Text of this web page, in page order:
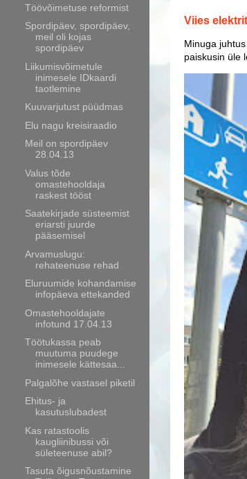
Viies
Minuga
paiskusin üle
Töövõimetuse reformist
Spordipäev, spordipäev,
meil oli kojas
spordipäev
Liikumisvõimetule
inimesele IDkaardi
taotlemine
Kuuvarjutust püüdmas
Elu nagu kreisiraadio
Meil on spordipäev
28.04.13
Valus tõde
omastehooldaja
raskest tööst
Saatekirjade süsteemist
eriarsti juurde
pääsemisel
Arvamuslugu:
rehateenuse rehad
Eluruumide kohandamise
infopäeva ettekanded
Omastehooldajate
infotund 17.04.13
Töötukassa peab
muutuma puudege
inimesele kättesaa...
Palgalõhe vastasel piketil
Ehitus- ja
kasutuslubadest
Kas ratastoolis
kaugliinibussi või
sületeenuse abil?
Tasuta õigusnõustamine